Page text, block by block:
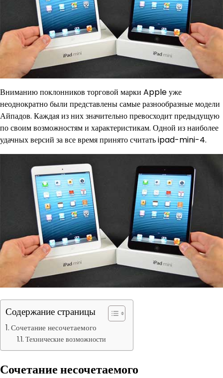
Вниманию поклонников торговой марки Apple уже
неоднократно были представлены самые разнообразные модели
Айпадов. Каждая из них значительно превосходит предыдущую
по своим возможностям и характеристикам. Одной из наиболее
удачных версий за все время принято считать ipad-mini-4.
Содержание страницы
Сочетание несочетаемого
Технические возможности
Сочетание несочетаемого